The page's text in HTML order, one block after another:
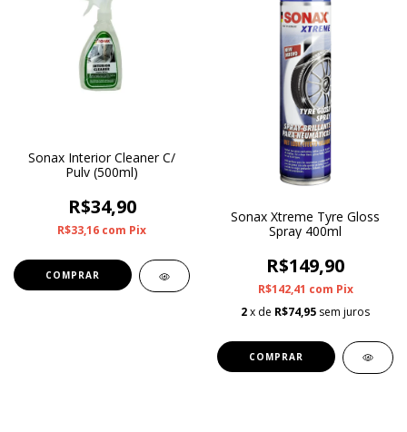
Sonax Interior Cleaner C/
Pulv (500ml)
R$34,90
R$33,16 com Pix
Sonax Xtreme Tyre Gloss
Spray 400ml
R$149,90
R$142,41 com Pix
2x de R$74,95 sem juros